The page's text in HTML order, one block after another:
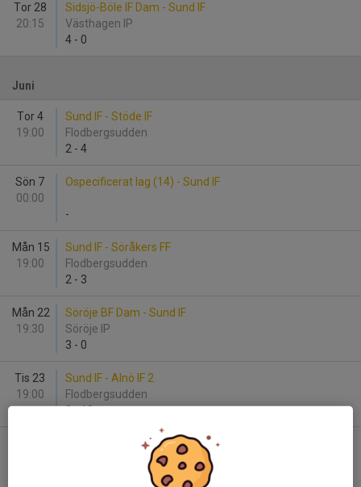
Tor 28
20:15
Sidsjö-Böle IF Dam - Sund IF
Västhagen IP
4 - 0
Juni
Tor 4
19:00
Sund IF - Stöde IF
Flodbergsudden
2 - 4
Sön 7
00:00
Ospecificerat lag (14) - Sund IF
-
Mån 15
19:00
Sund IF - Söråkers FF
Flodbergsudden
2 - 3
Mån 22
19:30
Söröje BF Dam - Sund IF
Söröje IP
3 - 0
Tis 23
19:00
Sund IF - Alnö IF 2
Flodbergsudden
0-13
IFK Timrå 2 - Sund IF
Bergeforsens Idrottsplats